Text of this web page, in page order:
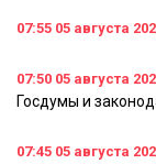
07:55 05 августа
07:50 05 августа
Госдумы и
07:45 05 августа